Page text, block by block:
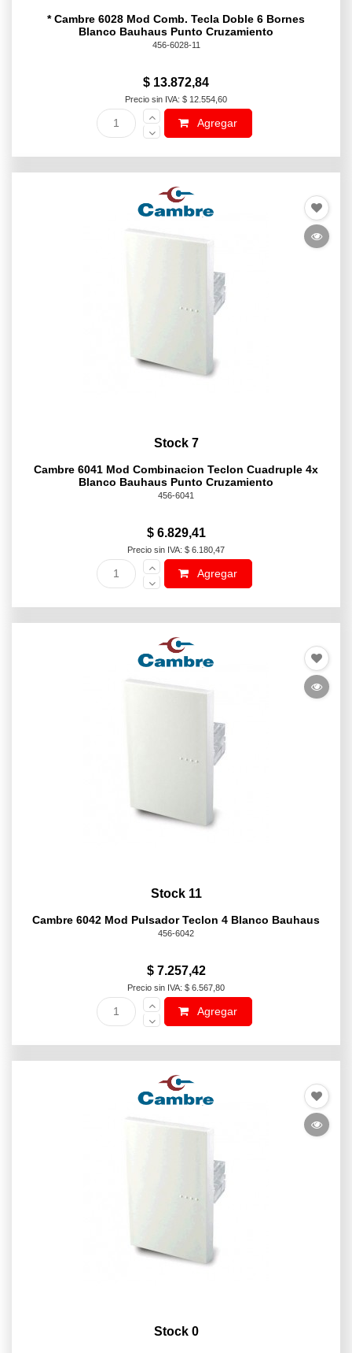
* Cambre 6028 Mod Comb. Tecla Doble 6 Bornes
Blanco Bauhaus Punto Cruzamiento
456-6028-11
$ 13.872,84
Precio sin IVA: $ 12.554,60
Agregar
Stock 7
Cambre 6041 Mod Combinacion Teclon Cuadruple 4x
Blanco Bauhaus Punto Cruzamiento
456-6041
$ 6.829,41
Precio sin IVA: $ 6.180,47
Agregar
Stock 11
Cambre 6042 Mod Pulsador Teclon 4 Blanco Bauhaus
456-6042
$ 7.257,42
Precio sin IVA: $ 6.567,80
Agregar
Stock 0